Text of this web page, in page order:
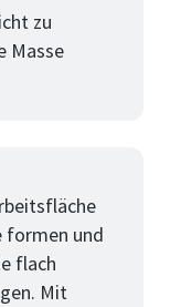
zu
Masse
formen und
flach
Mit